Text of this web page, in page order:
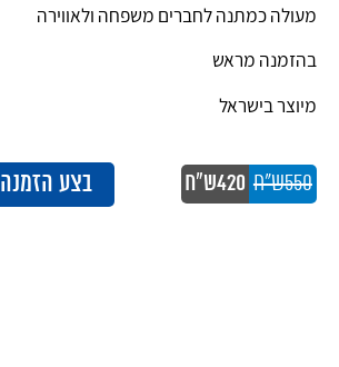
מעולה כמתנה לחברים משפחה ולאווירה
בהזמנה מראש
מיוצר בישראל
550ש"ח 420ש"ח בצע הזמנה